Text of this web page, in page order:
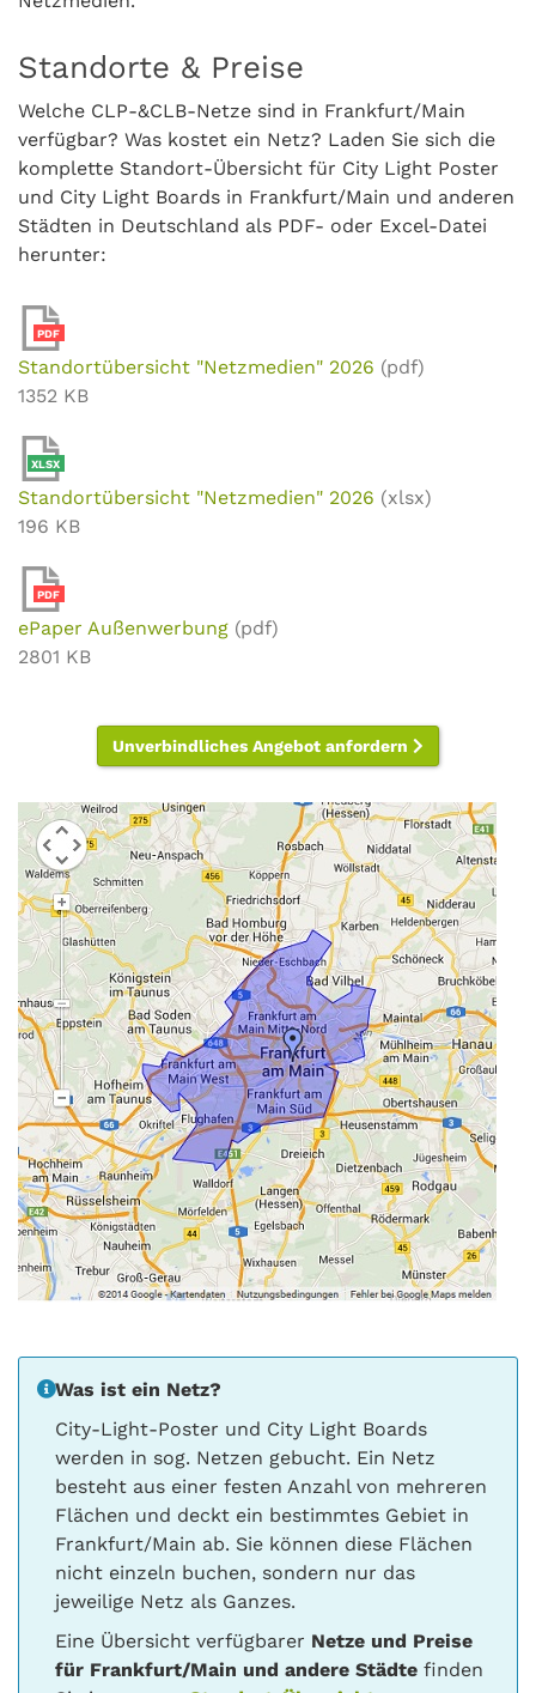
Standorte & Preise
Welche CLP-&CLB-Netze sind in Frankfurt/Main
verfügbar? Was kostet ein Netz? Laden Sie sich die
komplette Standort-Übersicht für City Light Poster
und City Light Boards in Frankfurt/Main und anderen
Städten in Deutschland als PDF- oder Excel-Datei
herunter:
PDF
Standortübersicht "Netzmedien" 2026 (pdf)
1352 KB
XLSX
Standortübersicht "Netzmedien" 2026 (xlsx)
196 KB
PDF
ePaper Außenwerbung (pdf)
2801 KB
Unverbindliches Angebot anfordern
Was ist ein Netz?
City-Light-Poster und City Light Boards
werden in sog. Netzen gebucht. Ein Netz
besteht aus einer festen Anzahl von mehreren
Flächen und deckt ein bestimmtes Gebiet in
Frankfurt/Main ab. Sie können diese Flächen
nicht einzeln buchen, sondern nur das
jeweilige Netz als Ganzes.
Eine Übersicht verfügbarer Netze und Preise
für Frankfurt/Main und andere Städte finden